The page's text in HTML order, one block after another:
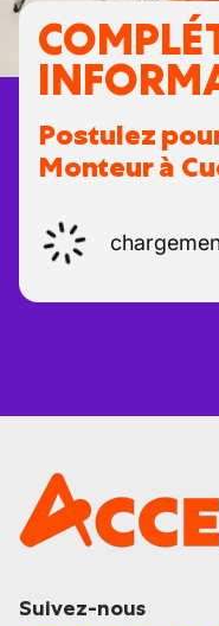
Postulez
Monteur à
Suivez-nous